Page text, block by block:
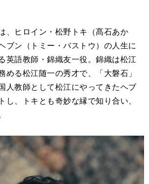
、ヒロイン・松野トキ（髙石あか
ブン（トミー・バストウ）の人生に
英語教師・錦織友一役。錦織は松江
める松江随一の秀才で、「大磐石」
人教師として松江にやってきたヘブ
し、トキとも奇妙な縁で知り合い、